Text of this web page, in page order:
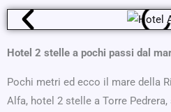
Hotel 2 stelle a pochi passi dal
Pochi metri ed ecco il mare della
Alfa, hotel 2 stelle a Torre